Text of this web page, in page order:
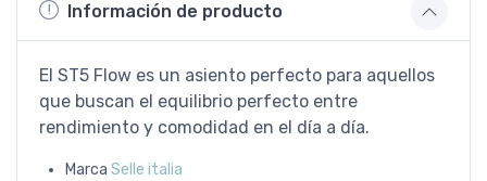
Información de producto
El ST5 Flow es un asiento perfecto para aquellos
que buscan el equilibrio perfecto entre
rendimiento y comodidad en el día a día.
Marca Selle italia